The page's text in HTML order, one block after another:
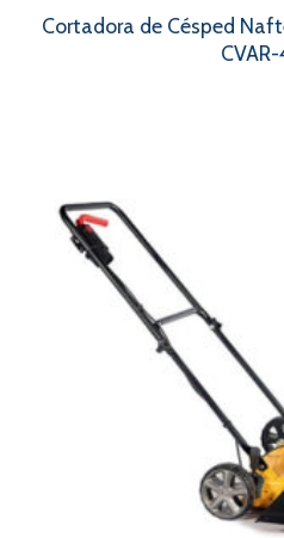
Cortadora de Césped